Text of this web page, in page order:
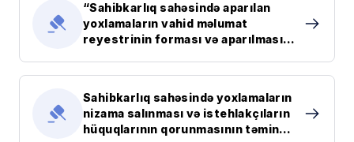
“Sahibkarlıq sahəsində aparılan
yoxlamaların vahid məlumat
reyestrinin forması və aparılması
Sahibkarlıq sahəsində yoxlamaların
nizama salınması və istehlakçıların
hüquqlarının qorunmasının təmin